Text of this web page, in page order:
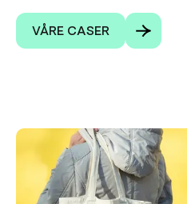
VÅRE CASER